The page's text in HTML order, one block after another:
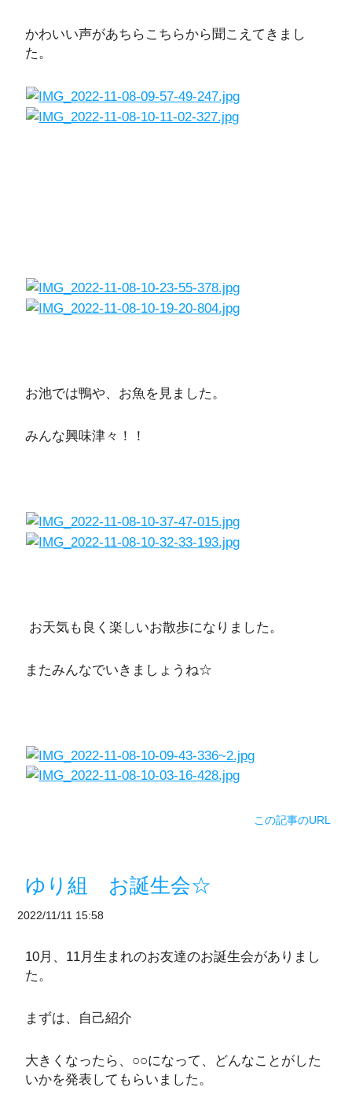
かわいい声があちらこちらから聞こえてきまし
た。
お池では鴨や、お魚を見ました。
みんな興味津々！！
お天気も良く楽しいお散歩になりました。
またみんなでいきましょうね☆
この記事のURL
ゆり組 お誕生会☆
2022/11/11 15:58
10月、11月生まれのお友達のお誕生会がありまし
た。
まずは、自己紹介
大きくなったら、○○になって、どんなことがした
いかを発表してもらいました。